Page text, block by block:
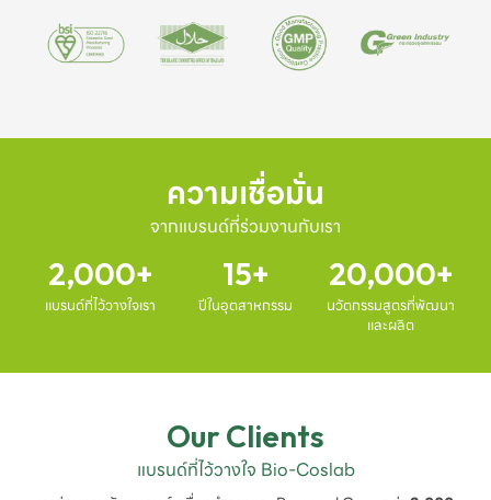
ความเชื่อมั่น
จากแบรนด์ที่ร่วมงานกับเรา
2,000
แบรนด์ที่ไว้วางใจเรา
15
ปีในอุตสาหกรรม
20,000
นวัตกรรมสูตรที่พัฒนา
และผลิต
Our Clients
แบรนด์ที่ไว้วางใจ Bio-Coslab